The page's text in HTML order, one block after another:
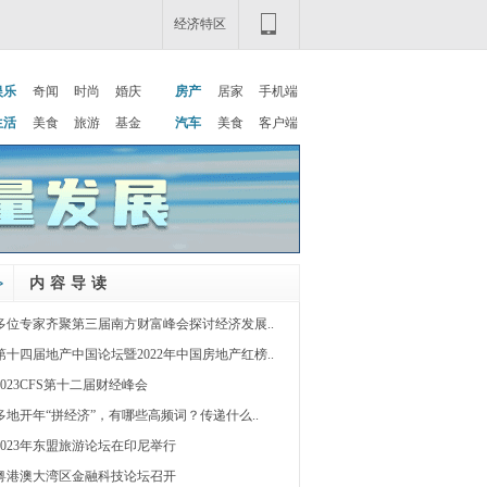
经济特区
乐 奇闻 时尚 婚庆 房产 居家 手机端
活 美食 旅游 基金 汽车 美食 客户端
内容导读
位专家齐聚第三届南方财富峰会探讨经济发展..
十四届地产中国论坛暨2022年中国房地产红榜..
第十二届财经峰会
地开年“拼经济”，有哪些高频词？传递什么..
年东盟旅游论坛在印尼举行
港澳大湾区金融科技论坛召开